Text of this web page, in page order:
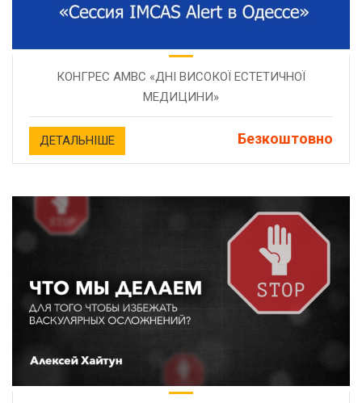
КОНГРЕС AMBC «ДНІ ВИСОКОЇ ЕСТЕТИЧНОЇ
МЕДИЦИНИ»
ДЕТАЛЬНІШЕ Безкоштовно